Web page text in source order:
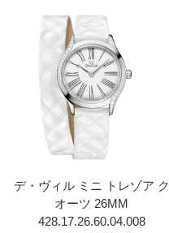
デ・ヴィル ミニ トレゾア ク
オーツ 26MM
428.17.26.60.04.00 8